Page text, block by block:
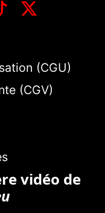
(CGU)
(CGV)
vidéo de